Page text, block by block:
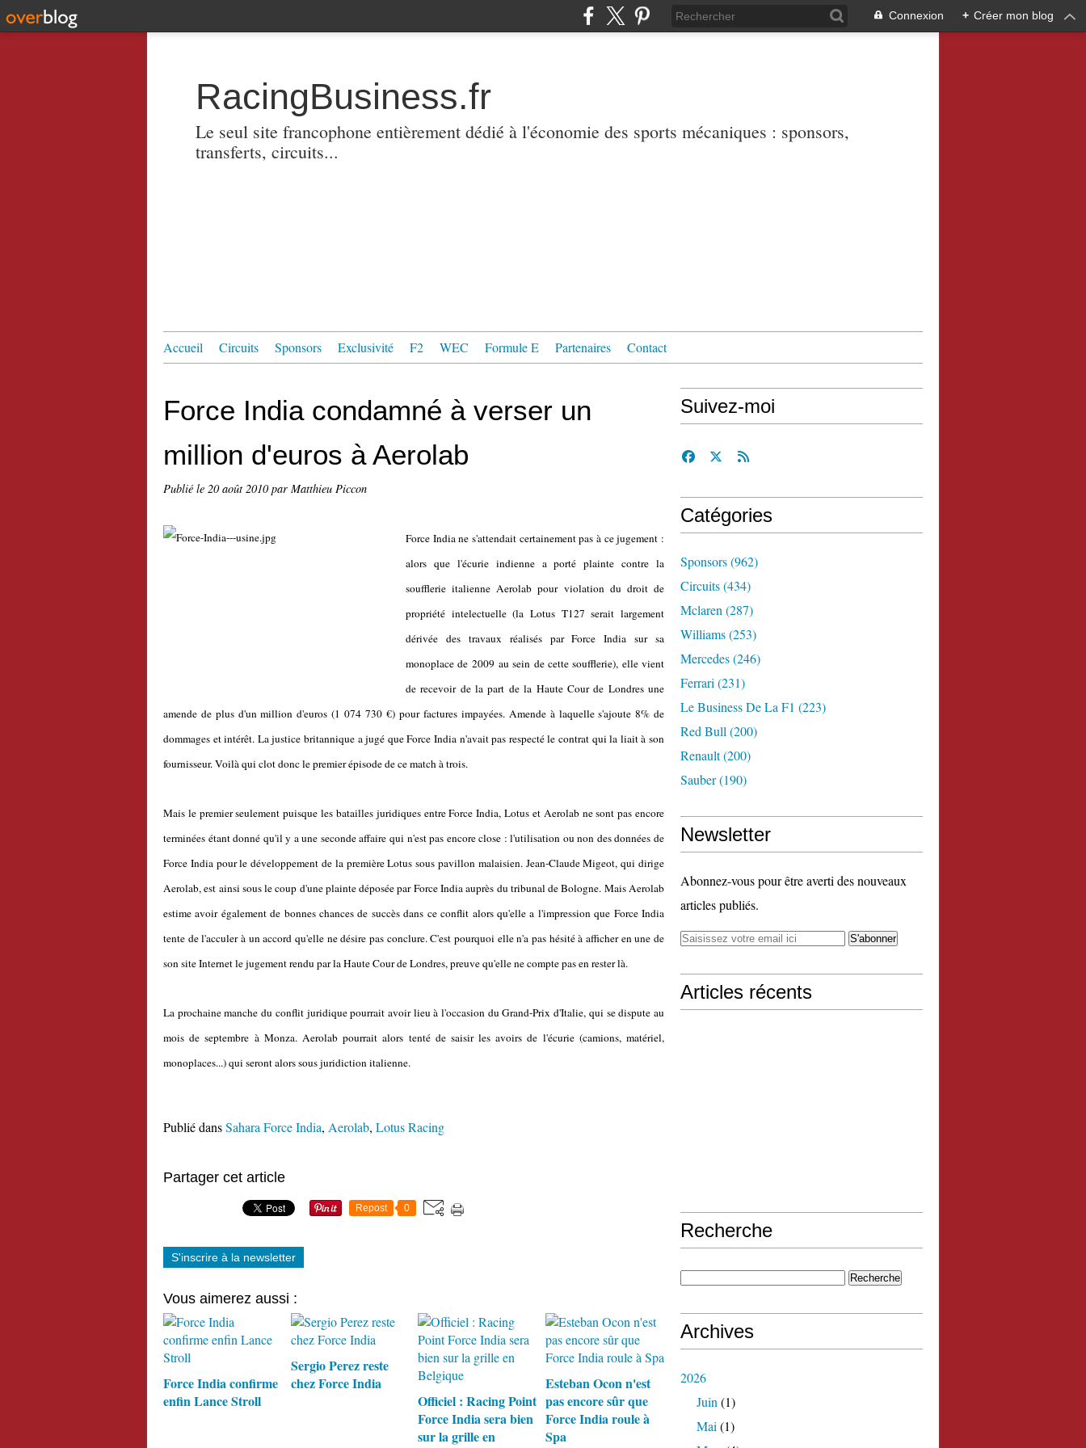
Connexion + Créer mon blog
RacingBusiness.fr
Le seul site francophone entièrement dédié à l'économie des sports mécaniques : sponsors,
transferts, circuits...
Accueil Circuits Sponsors Exclusivité F2 WEC Formule E Partenaires Contact
Force India condamné à verser un
million d'euros à Aerolab
Publié le 20 août 2010par Matthieu Piccon
Force India ne s'attendait certainement pas à ce jugement :
alors que l'écurie indienne a porté plainte contre la
soufflerie italienne Aerolab pour violation du droit de
propriété intelectuelle (la Lotus T127 serait largement
dérivée des travaux réalisés par Force India sur sa
monoplace de 2009 au sein de cette soufflerie), elle vient
de recevoir de la part de la Haute Cour de Londres une
amende de plus d'un million d'euros (1 074 730 €) pour factures impayées. Amende à laquelle s'ajoute 8% de
dommages et intérêt. La justice britannique a jugé que Force India n'avait pas respecté le contrat qui la liait à son
fournisseur. Voilà qui clot donc le premier épisode de ce match à trois.
Mais le premier seulement puisque les batailles juridiques entre Force India, Lotus et Aerolab ne sont pas encore
terminées étant donné qu'il y a une seconde affaire qui n'est pas encore close : l'utilisation ou non des données de
Force India pour le développement de la première Lotus sous pavillon malaisien. Jean-Claude Migeot, qui dirige
Aerolab, est ainsi sous le coup d'une plainte déposée par Force India auprès du tribunal de Bologne. Mais Aerolab
estime avoir également de bonnes chances de succès dans ce conflit alors qu'elle a l'impression que Force India
tente de l'acculer à un accord qu'elle ne désire pas conclure. C'est pourquoi elle n'a pas hésité à afficher en une de
son site Internet le jugement rendu par la Haute Cour de Londres, preuve qu'elle ne compte pas en rester là.
La prochaine manche du conflit juridique pourrait avoir lieu à l'occasion du Grand-Prix d'Italie, qui se dispute au
mois de septembre à Monza. Aerolab pourrait alors tenté de saisir les avoirs de l'écurie (camions, matériel,
monoplaces...) qui seront alors sous juridiction italienne.
Publié dansSahara Force India, Aerolab, Lotus Racing
Partager cet article
Repost 0
S'inscrire à la newsletter
Vous aimerez aussi :
Force India confirme
enfin Lance Stroll
Sergio Perez reste
chez Force India
Officiel : Racing Point
Force India sera bien
sur la grille en
Esteban Ocon n'est
pas encore sûr que
Force India roule à
Spa
Suivez-moi
Catégories
Sponsors(962)
Circuits(434)
Mclaren (287)
Williams(253)
Mercedes(246)
Ferrari (231)
Le Business De La F1 (223)
Red Bull (200)
Renault(200)
Sauber(190)
Newsletter
Abonnez-vous pour être averti des nouveaux
articles publiés.
Articles récents
Recherche
Archives
2026
Juin (1)
Mai (1)